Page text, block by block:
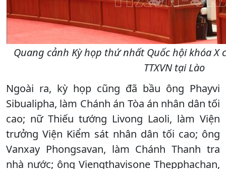
Quang cảnh Kỳ họp thứ nhất Quốc hội khóa X
TTXVN tại Lào
Ngoài ra, kỳ họp cũng đã bầu ông Phayvi
Sibualipha, làm Chánh án Tòa án nhân dân tối
cao; nữ Thiếu tướng Livong Laoli, làm Viện
trưởng Viện Kiểm sát nhân dân tối cao; ông
Vanxay Phongsavan, làm Chánh Thanh tra
nhà nước; ông Viengthavisone Thepphachan,